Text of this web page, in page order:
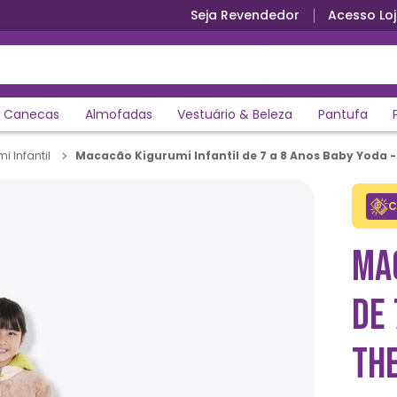
Seja Revendedor Acesso
Canecas Almofadas Vestuário & Beleza Pantufa
Infantil Macacão Kigurumi Infantil de 7 a 8 Anos Baby Yoda -